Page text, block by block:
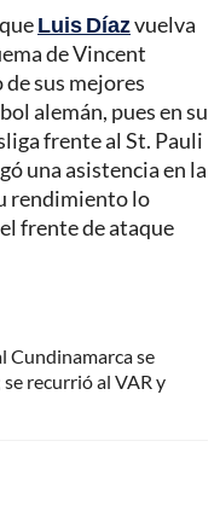
Luis Díazvuelva
de Vincent
sus mejores
alemán, pues en su
frente al St. Pauli
una asistencia en la
rendimiento lo
frente de ataque
Cundinamarca se
recurrió al VAR y